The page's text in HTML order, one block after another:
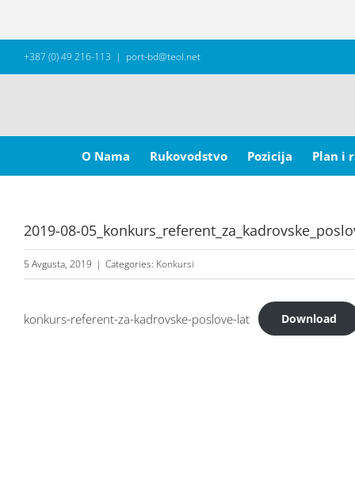
+387 (0) 49 216-113 | port-bd@teol.net
for:
O Nama
Rukovodstvo Pozicija Plan i
2019-08-
5 Avgusta, 2019 | Categories: Konkursi
konkurs-referent-za-kadrovske-poslove-lat Download